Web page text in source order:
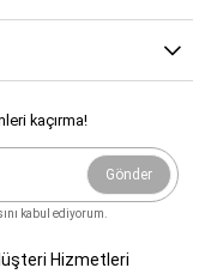
kaçırma!
Gönder
kabul ediyorum.
Hizmetleri